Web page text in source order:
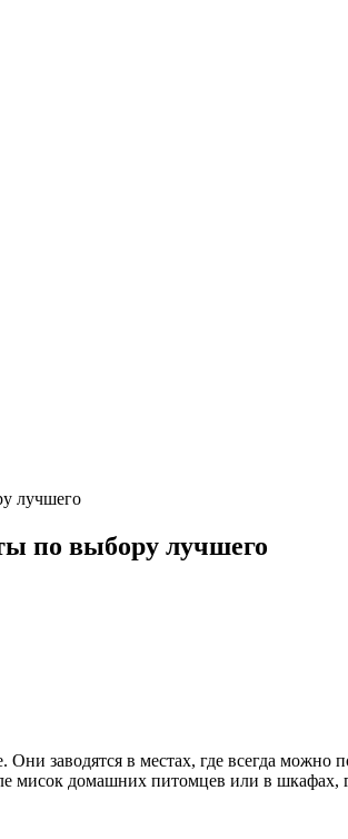
лучшего
по выбору лучшего
заводятся в местах, где всегда
мисок домашних питомцев или в шкафах,